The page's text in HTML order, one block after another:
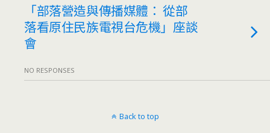
「部落營造與傳播媒體： 從部
落看原住民族電視台危機」座談
會
NO RESPONSES
Back to top